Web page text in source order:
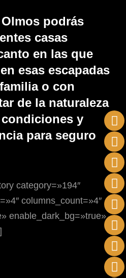
podrás
casas
en las que
esas escapadas
o con
de la naturaleza
y
para seguro
category=»194″
columns_count=»4″
enable_dark_bg=»true»